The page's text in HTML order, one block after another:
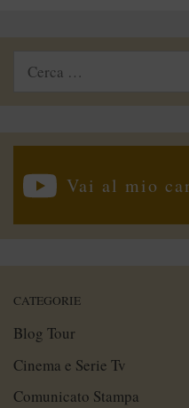
Ricerca
Vai al mio
CATEGORIE
Blog Tour
Cinema e Serie Tv
Comunicato Stampa